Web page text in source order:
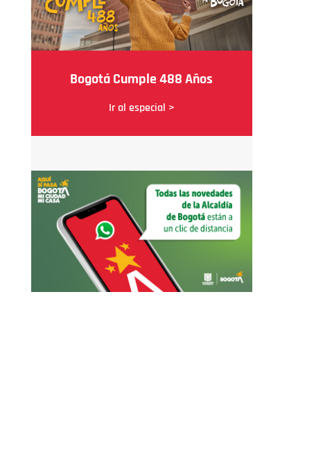
Bogotá Cumple 488 Años
Ir al especial >